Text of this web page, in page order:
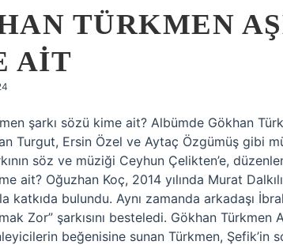
TÜRKMEN
AIT
şarkı sözü kime ait? Albümde Gökhan
Turgut, Ersin Özel ve Aytaç Özgümüş gibi
söz ve müziği Ceyhun Çelikten’e,
ait? Oğuzhan Koç, 2014 yılında Murat
katkıda bulundu. Aynı zamanda arkadaşı
Zor” şarkısını besteledi. Gökhan Türkmen
beğenisine sunan Türkmen, Şefik’in